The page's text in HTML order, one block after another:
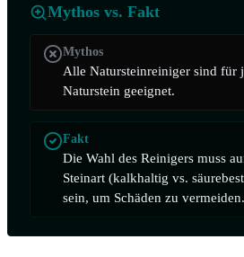
Mythos vs. Fakt
Mythos
Alle Natursteinreiniger sind für
Naturstein geeignet.
Fakt
Die Wahl des Reinigers muss
Steinart (kalkhaltig vs.
sein, um Schäden zu vermeiden.